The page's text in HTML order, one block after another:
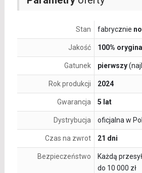
Stan fabrycznie
Jakość 100%
Gatunek pierwszy
Rok produkcji 2024
Gwarancja 5 lat
Dystrybucja oficjalna w
Czas na zwrot 21 dni
Bezpieczeństwo
Każdą
do 10 000 zł